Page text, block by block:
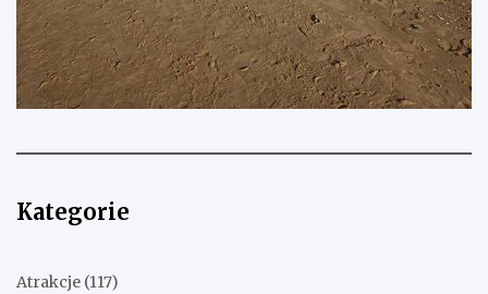
Kategorie
Atrakcje (117)